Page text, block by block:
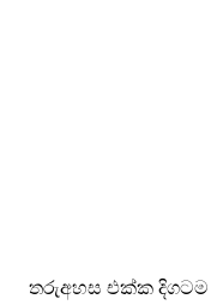
තරුඅහස එක්ක දිගටම